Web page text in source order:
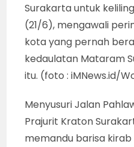
Surakarta untuk
(21/6), mengawali
kota yang pernah
kedaulatan Mataram
itu. (foto : iMNews.id/
Menyusuri Jalan
Prajurit Kraton
memandu barisa